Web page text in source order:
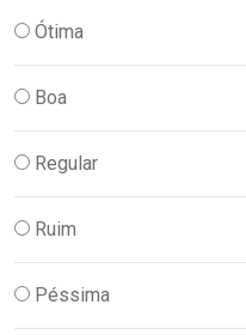
Ótima
Boa
Regular
Ruim
Péssima